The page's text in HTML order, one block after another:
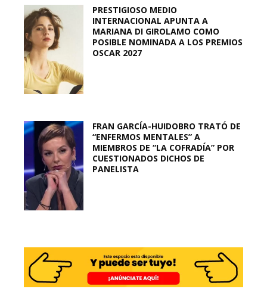
PRESTIGIOSO MEDIO
INTERNACIONAL APUNTA A
MARIANA DI GIROLAMO COMO
POSIBLE NOMINADA A LOS PREMIOS
OSCAR 2027
FRAN GARCÍA-HUIDOBRO TRATÓ DE
“ENFERMOS MENTALES” A
MIEMBROS DE “LA COFRADÍA” POR
CUESTIONADOS DICHOS DE
PANELISTA